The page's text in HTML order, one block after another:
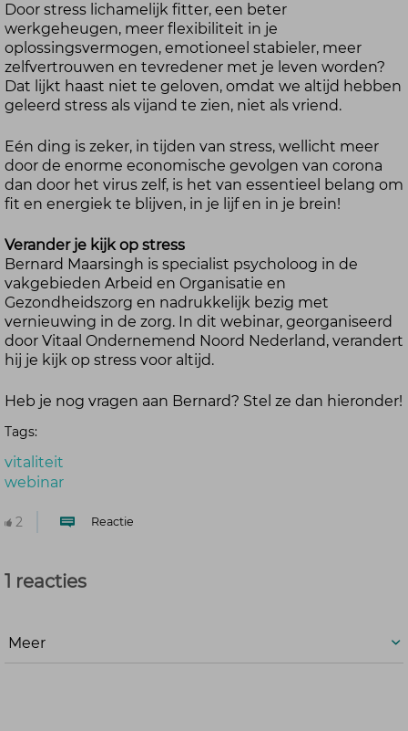
Door stress lichamelijk fitter, een beter
werkgeheugen, meer flexibiliteit in je
oplossingsvermogen, emotioneel stabieler, meer
zelfvertrouwen en tevredener met je leven worden?
Dat lijkt haast niet te geloven, omdat we altijd hebben
geleerd stress als vijand te zien, niet als vriend.
Eén ding is zeker, in tijden van stress, wellicht meer
door de enorme economische gevolgen van corona
dan door het virus zelf, is het van essentieel belang om
fit en energiek te blijven, in je lijf en in je brein!
Verander je kijk op stress
Bernard Maarsingh is specialist psycholoog in de
vakgebieden Arbeid en Organisatie en
Gezondheidszorg en nadrukkelijk bezig met
vernieuwing in de zorg. In dit webinar, georganiseerd
door Vitaal Ondernemend Noord Nederland, verandert
hij je kijk op stress voor altijd.
Heb je nog vragen aan Bernard? Stel ze dan hieronder!
Tags:
vitaliteit
webinar
2 Reactie
1 reacties
Meer